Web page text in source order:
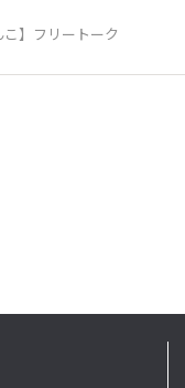
こ】フリートーク